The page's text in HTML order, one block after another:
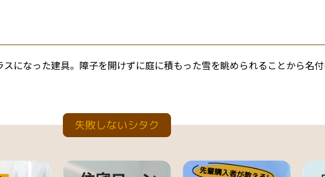
になった建具。障子を開けずに庭に積もった雪を眺められることから名
失敗しないシタク